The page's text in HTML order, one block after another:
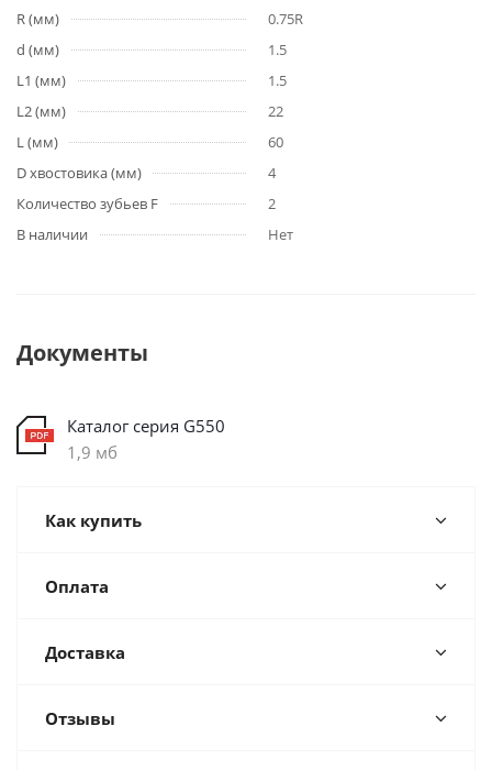
R (мм)
0.75R
d (мм)
1.5
L1 (мм)
1.5
L2 (мм)
22
L (мм)
60
D хвостовика (мм)
4
Количество зубьев F
2
В наличии
Нет
Документы
Каталог серия G550
1,9 мб
Как купить
Оплата
Доставка
Отзывы